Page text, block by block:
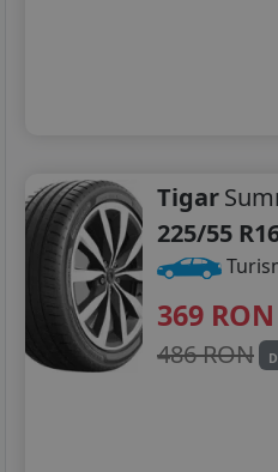
Tigar
225/55
369 RON
486 RON